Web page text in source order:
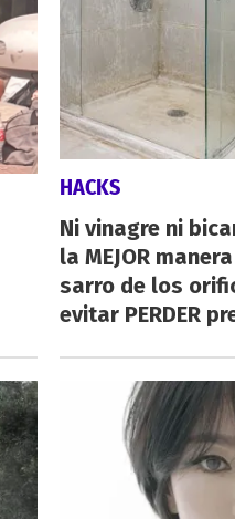
HACKS
Ni vinagre ni
la MEJOR
sarro de los
evitar PERDER